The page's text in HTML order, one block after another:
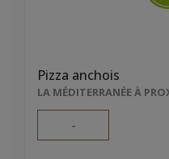
Pizza anchois
-